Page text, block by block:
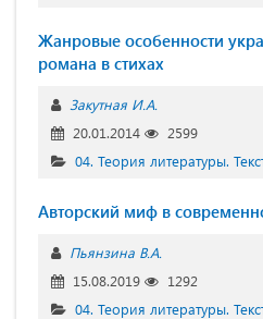
Жанровые особенности
романа в стихах
Закутная И.А.
20.01.2014
2599
04. Теория литературы.
Авторский миф в
Пьянзина В.А.
15.08.2019
1292
04. Теория литературы.